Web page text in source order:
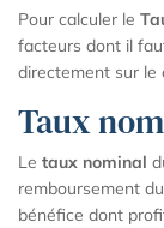
Pour calculer le
facteurs dont il
directement sur le
Taux
Le taux nominal
remboursement
bénéfice dont